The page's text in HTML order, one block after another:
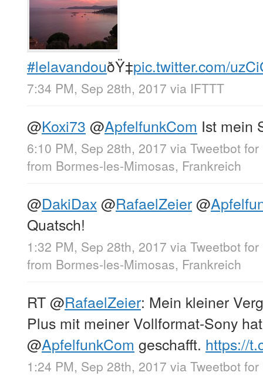
#lelavandouðŸ‡pic.twitter.com/
7:34 PM, Sep 28th, 2017 via IFTTT
@Koxi73 @ApfelfunkCom Ist mein
6:10 PM, Sep 28th, 2017 via Tweetbot for
from Bormes-les-Mimosas, Frankreich
@DakiDax@RafaelZeier@
Quatsch!
1:32 PM, Sep 28th, 2017 via Tweetbot for
from Bormes-les-Mimosas, Frankreich
RT@RafaelZeier: Mein kleiner
Plus mit meiner Vollformat-Sony
@ApfelfunkCom geschafft. https://
1:24 PM, Sep 28th, 2017 via Tweetbot for